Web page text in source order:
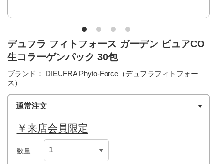
デュフラ フィトフォース ガーデン ピュアCO
生コラーゲンパック 30包
ブランド：
DIEUFRA Phyto-Force（デュフラフィトフォー
ス）
通常注文
￥来店会員限定
数量